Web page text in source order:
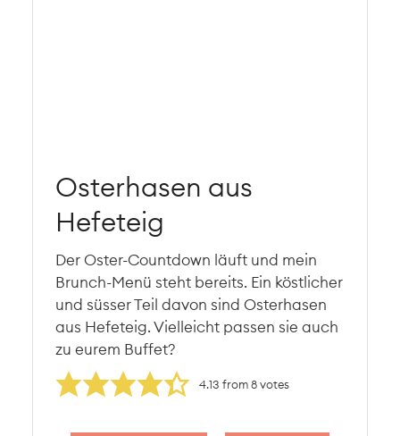
Osterhasen aus
Hefeteig
Der Oster-Countdown läuft und mein
Brunch-Menü steht bereits. Ein köstlicher
und süsser Teil davon sind Osterhasen
aus Hefeteig. Vielleicht passen sie auch
zu eurem Buffet?
4.13 from8votes